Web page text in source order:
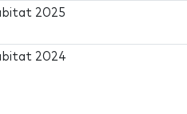
2025
2024